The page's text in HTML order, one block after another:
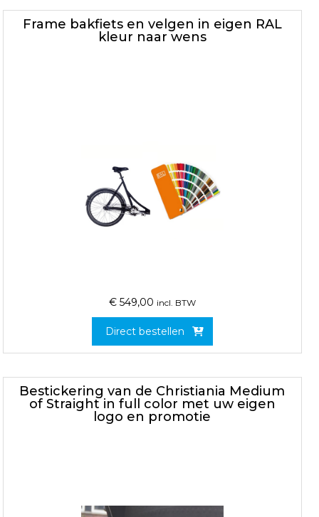
Frame bakfiets en velgen in eigen RAL
kleur naar wens
€ 549,00 incl. BTW
Direct bestellen
Bestickering van de Christiania Medium
of Straight in full color met uw eigen
logo en promotie